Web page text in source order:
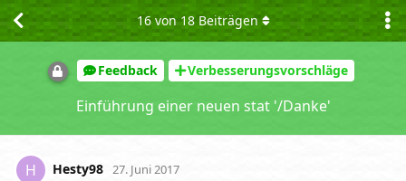
Feedback Verbesserungsvorschläge
Einführung einer neuen stat '/Danke'
16von 18Beiträgen
H Hesty98 27. Juni 2017